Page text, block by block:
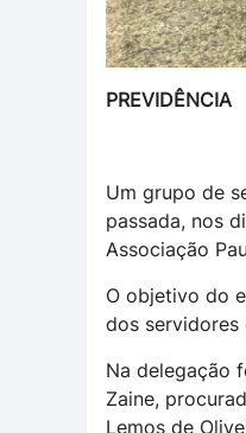
PREVIDÊNCIA
Um grupo de
passada, nos
Associação
O objetivo do
dos servidores
Na delegação
Zaine,
Lemos de